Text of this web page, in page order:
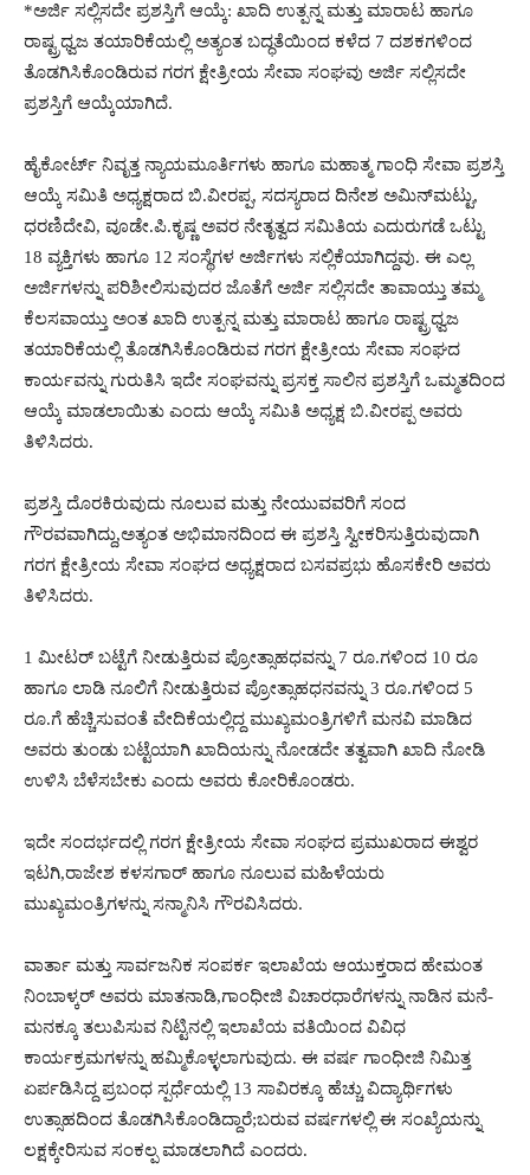
*ಅರ್ಜಿ ಸಲ್ಲಿಸದೇ ಪ್ರಶಸ್ತಿಗೆ ಆಯ್ಕೆ: ಖಾದಿ ಉತ್ಪನ್ನ ಮತ್ತು ಮಾರಾಟ ಹಾಗೂ
ರಾಷ್ಟ್ರಧ್ವಜ ತಯಾರಿಕೆಯಲ್ಲಿ ಅತ್ಯಂತ ಬದ್ಧತೆಯಿಂದ ಕಳೆದ 7 ದಶಕಗಳಿಂದ
ತೊಡಗಿಸಿಕೊಂಡಿರುವ ಗರಗ ಕ್ಷೇತ್ರೀಯ ಸೇವಾ ಸಂಘವು ಅರ್ಜಿ ಸಲ್ಲಿಸದೇ
ಪ್ರಶಸ್ತಿಗೆ ಆಯ್ಕೆಯಾಗಿದೆ.
ಹೈಕೋರ್ಟ್ ನಿವೃತ್ತ ನ್ಯಾಯಮೂರ್ತಿಗಳು ಹಾಗೂ ಮಹಾತ್ಮ ಗಾಂಧಿ ಸೇವಾ ಪ್ರಶಸ್ತಿ
ಆಯ್ಕೆ ಸಮಿತಿ ಅಧ್ಯಕ್ಷರಾದ ಬಿ.ವೀರಪ್ಪ, ಸದಸ್ಯರಾದ ದಿನೇಶ ಅಮಿನ್‍ಮಟ್ಟು,
ಧರಣಿದೇವಿ, ವೂಡೇ.ಪಿ.ಕೃಷ್ಣ ಅವರ ನೇತೃತ್ವದ ಸಮಿತಿಯ ಎದುರುಗಡೆ ಒಟ್ಟು
18 ವ್ಯಕ್ತಿಗಳು ಹಾಗೂ 12 ಸಂಸ್ಥೆಗಳ ಅರ್ಜಿಗಳು ಸಲ್ಲಿಕೆಯಾಗಿದ್ದವು. ಈ ಎಲ್ಲ
ಅರ್ಜಿಗಳನ್ನು ಪರಿಶೀಲಿಸುವುದರ ಜೊತೆಗೆ ಅರ್ಜಿ ಸಲ್ಲಿಸದೇ ತಾವಾಯ್ತು ತಮ್ಮ
ಕೆಲಸವಾಯ್ತು ಅಂತ ಖಾದಿ ಉತ್ಪನ್ನ ಮತ್ತು ಮಾರಾಟ ಹಾಗೂ ರಾಷ್ಟ್ರಧ್ವಜ
ತಯಾರಿಕೆಯಲ್ಲಿ ತೊಡಗಿಸಿಕೊಂಡಿರುವ ಗರಗ ಕ್ಷೇತ್ರೀಯ ಸೇವಾ ಸಂಘದ
ಕಾರ್ಯವನ್ನು ಗುರುತಿಸಿ ಇದೇ ಸಂಘವನ್ನು ಪ್ರಸಕ್ತ ಸಾಲಿನ ಪ್ರಶಸ್ತಿಗೆ ಒಮ್ಮತದಿಂದ
ಆಯ್ಕೆ ಮಾಡಲಾಯಿತು ಎಂದು ಆಯ್ಕೆ ಸಮಿತಿ ಅಧ್ಯಕ್ಷ ಬಿ.ವೀರಪ್ಪ ಅವರು
ತಿಳಿಸಿದರು.
ಪ್ರಶಸ್ತಿ ದೊರಕಿರುವುದು ನೂಲುವ ಮತ್ತು ನೇಯುವವರಿಗೆ ಸಂದ
ಗೌರವವಾಗಿದ್ದು,ಅತ್ಯಂತ ಅಭಿಮಾನದಿಂದ ಈ ಪ್ರಶಸ್ತಿ ಸ್ವೀಕರಿಸುತ್ತಿರುವುದಾಗಿ
ಗರಗ ಕ್ಷೇತ್ರೀಯ ಸೇವಾ ಸಂಘದ ಅಧ್ಯಕ್ಷರಾದ ಬಸವಪ್ರಭು ಹೊಸಕೇರಿ ಅವರು
ತಿಳಿಸಿದರು.
1 ಮೀಟರ್ ಬಟ್ಟೆಗೆ ನೀಡುತ್ತಿರುವ ಪ್ರೋತ್ಸಾಹಧವನ್ನು 7 ರೂ.ಗಳಿಂದ 10 ರೂ
ಹಾಗೂ ಲಾಡಿ ನೂಲಿಗೆ ನೀಡುತ್ತಿರುವ ಪ್ರೋತ್ಸಾಹಧನವನ್ನು 3 ರೂ.ಗಳಿಂದ 5
ರೂ.ಗೆ ಹೆಚ್ಚಿಸುವಂತೆ ವೇದಿಕೆಯಲ್ಲಿದ್ದ ಮುಖ್ಯಮಂತ್ರಿಗಳಿಗೆ ಮನವಿ ಮಾಡಿದ
ಅವರು ತುಂಡು ಬಟ್ಟೆಯಾಗಿ ಖಾದಿಯನ್ನು ನೋಡದೇ ತತ್ವವಾಗಿ ಖಾದಿ ನೋಡಿ
ಉಳಿಸಿ ಬೆಳೆಸಬೇಕು ಎಂದು ಅವರು ಕೋರಿಕೊಂಡರು.
ಇದೇ ಸಂದರ್ಭದಲ್ಲಿ ಗರಗ ಕ್ಷೇತ್ರೀಯ ಸೇವಾ ಸಂಘದ ಪ್ರಮುಖರಾದ ಈಶ್ವರ
ಇಟಗಿ,ರಾಜೇಶ ಕಳಸಗಾರ್ ಹಾಗೂ ನೂಲುವ ಮಹಿಳೆಯರು
ಮುಖ್ಯಮಂತ್ರಿಗಳನ್ನು ಸನ್ಮಾನಿಸಿ ಗೌರವಿಸಿದರು.
ವಾರ್ತಾ ಮತ್ತು ಸಾರ್ವಜನಿಕ ಸಂಪರ್ಕ ಇಲಾಖೆಯ ಆಯುಕ್ತರಾದ ಹೇಮಂತ
ನಿಂಬಾಳ್ಕರ್ ಅವರು ಮಾತನಾಡಿ,ಗಾಂಧೀಜಿ ವಿಚಾರಧಾರೆಗಳನ್ನು ನಾಡಿನ ಮನೆ-
ಮನಕ್ಕೂ ತಲುಪಿಸುವ ನಿಟ್ಟಿನಲ್ಲಿ ಇಲಾಖೆಯ ವತಿಯಿಂದ ವಿವಿಧ
ಕಾರ್ಯಕ್ರಮಗಳನ್ನು ಹಮ್ಮಿಕೊಳ್ಳಲಾಗುವುದು. ಈ ವರ್ಷ ಗಾಂಧೀಜಿ ನಿಮಿತ್ತ
ಏರ್ಪಡಿಸಿದ್ದ ಪ್ರಬಂಧ ಸ್ಪರ್ಧೆಯಲ್ಲಿ 13 ಸಾವಿರಕ್ಕೂ ಹೆಚ್ಚು ವಿದ್ಯಾರ್ಥಿಗಳು
ಉತ್ಸಾಹದಿಂದ ತೊಡಗಿಸಿಕೊಂಡಿದ್ದಾರೆ;ಬರುವ ವರ್ಷಗಳಲ್ಲಿ ಈ ಸಂಖ್ಯೆಯನ್ನು
ಲಕ್ಷಕ್ಕೇರಿಸುವ ಸಂಕಲ್ಪ ಮಾಡಲಾಗಿದೆ ಎಂದರು.